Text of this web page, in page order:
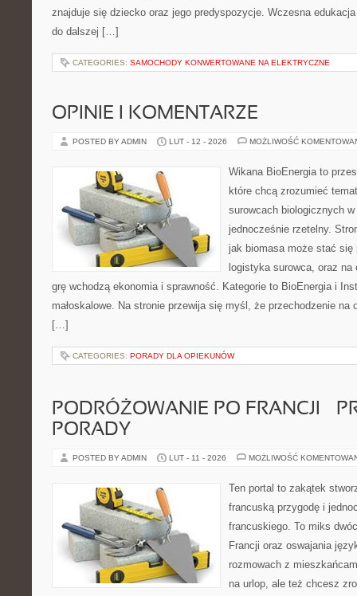
znajduje się dziecko oraz jego predyspozycje. Wczesna
do dalszej […]
CATEGORIES: SAMOCHODY KONWERTOWANE NA ELEKTRYCZNE
OPINIE I KOMENTARZE
POSTED BY ADMIN LUT - 12 - 2026 MOŻLIWOŚĆ
Wikana BioEnergia to
które chcą zrozumieć
surowcach biologicznych
jednocześnie rzetelny.
jak biomasa może stać się
logistyka surowca, oraz
grę wchodzą ekonomia i sprawność. Kategorie to BioEnergia i
małoskalowe. Na stronie przewija się myśl, że przechodzenie na
[…]
CATEGORIES: PORADY DLA OPIEKUNÓW
PODRÓŻOWANIE PO FRANCJI –
PORADY
POSTED BY ADMIN LUT - 11 - 2026 MOŻLIWOŚĆ
Ten portal to zakątek
francuską przygodę i
francuskiego. To miks
Francji oraz oswajania
rozmowach z
na urlop, ale też chcesz